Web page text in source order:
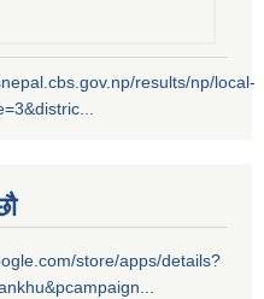
results/np/local-
store/apps/details?